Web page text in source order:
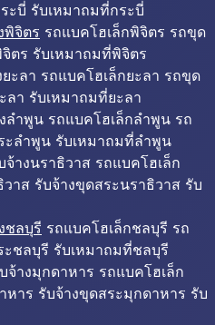
ะบี่ รับเหมาถมที่กระบี่
พิจิตร รถแบคโฮเล็กพิจิตร รถขุด
ตร รับเหมาถมที่พิจิตร
ะลา รถแบคโฮเล็กยะลา รถขุด
ลา รับเหมาถมที่ยะลา
ลำพูน รถแบคโฮเล็กลำพูน รถ
ะลำพูน รับเหมาถมที่ลำพูน
างนราธิวาส รถแบคโฮเล็ก
าส รับจ้างขุดสระนราธิวาส รับ
ชลบุรี รถแบคโฮเล็กชลบุรี รถ
ชลบุรี รับเหมาถมที่ชลบุรี
างมุกดาหาร รถแบคโฮเล็ก
าร รับจ้างขุดสระมุกดาหาร รับ